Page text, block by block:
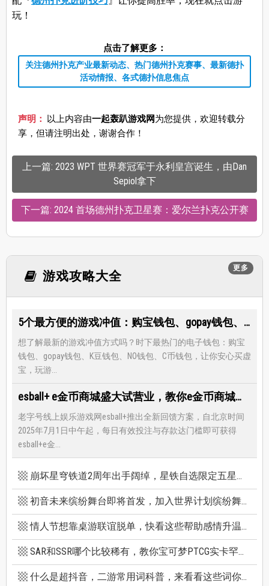
玩！
点击了解更多：
关注德州扑克产业最新动态、热门德州扑克赛事、最新德扑
活动情报、各式德扑信息焦点
声明： 以上内容由一起轰趴游戏网为您提供，欢迎转载分
享，但请注明出处，谢谢合作！
上一篇: 2023 WPT 世界赛冠军于永利皇宫诞生，由Dan
Sepiol拿下
下一篇: 2024 首场德州扑克卫星赛：爱尔兰扑克公开赛
更多
游戏攻略大全
5个最方便的游戏冲值：购宝钱包、gopay钱包、K豆钱包、NO钱包、C币钱包
想了解最新的游戏冲值方式吗？时下最热门的电子钱包：购宝
钱包、gopay钱包、K豆钱包、NO钱包、C币钱包，让你安心买虚
宝，玩游...
esball+ e金币商城盛大试营业，教你e金币商城怎么兑换最优惠
老字号线上娱乐游戏网esball+推出全新回馈方案，自北京时间
2025年7月1日中午起，每日有效投注与存款达门槛即可获得
esball+e金...
崩坏星穹铁道2周年出手阔绰，星铁自选限定五星竟有超保值人权角，新卡池机制一篇看懂
初音未来缤纷舞台即将首发，加入世界计划缤纷舞台前你必须知道的八件事
情人节想靠桌游联谊脱单，快看这些帮助感情升温的桌游技巧
SAR和SSR哪个比较稀有，教你宝可梦PTCG实卡罕贵度怎么看
什么是超抖音，二游常用词科普，来看看这些词你看得懂多少个